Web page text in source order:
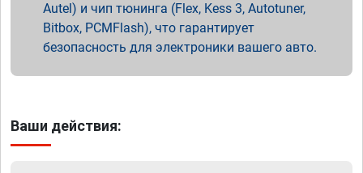
Autel) и чип тюнинга (Flex, Kess 3, Autotuner,
Bitbox, PCMFlash), что гарантирует
безопасность для электроники вашего авто.
Ваши действия: